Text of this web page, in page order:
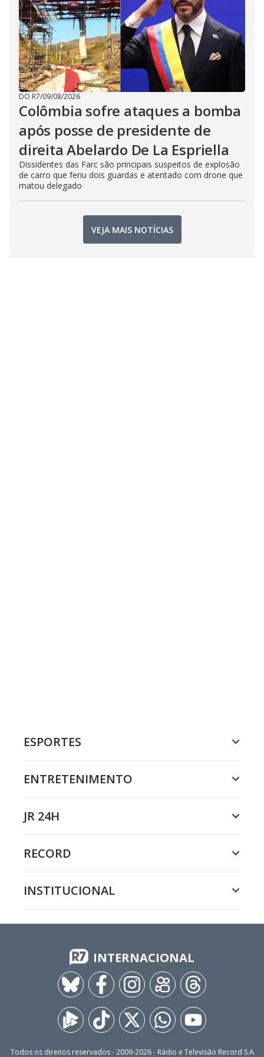
DO R7/09/08/2026
Colômbia sofre ataques a bomba
após posse de presidente de
direita Abelardo De La Espriella
Dissidentes das Farc são principais suspeitos de explosão
de carro que feriu dois guardas e atentado com drone que
matou delegado
VEJA MAIS NOTÍCIAS
ESPORTES
ENTRETENIMENTO
JR 24H
RECORD
INSTITUCIONAL
INTERNACIONAL
Todos os direitos reservados - 2009-2026- Rádio e Televisão Record S.A